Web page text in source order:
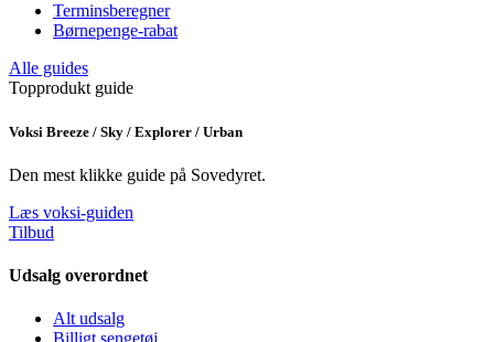
Terminsberegner
Børnepenge-rabat
Alle guides
Topprodukt guide
Voksi Breeze / Sky / Explorer / Urban
Den mest klikke guide på Sovedyret.
Læs voksi-guiden
Tilbud
Udsalg overordnet
Alt udsalg